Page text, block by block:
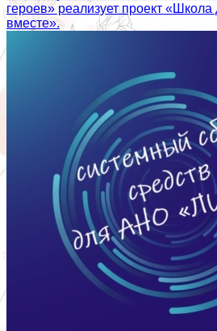
героев» реализует проект
вместе».